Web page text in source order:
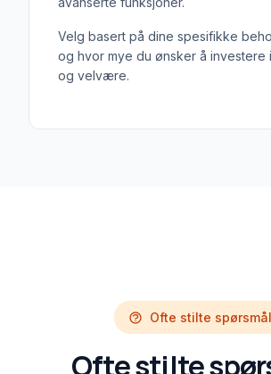
Velg basert på dine spesifikke
og hvor mye du ønsker å investere
og velvære.
Ofte stilte spørsmål
Ofte stilte